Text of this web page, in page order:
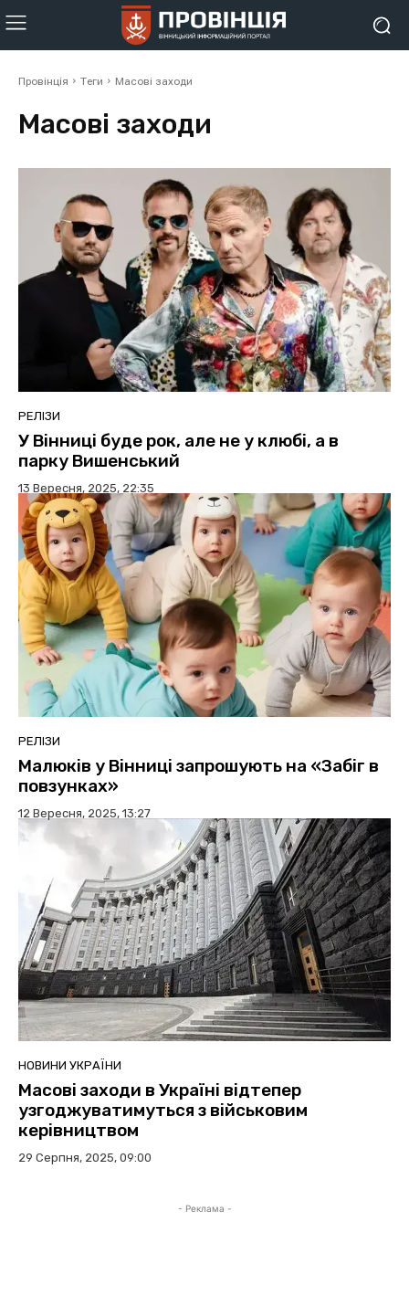
Провінція Теги Масові заходи
Масові заходи
РЕЛІЗИ
У Вінниці буде рок, але не у клюбі, а в
парку Вишенський
13 Вересня, 2025, 22:35
РЕЛІЗИ
Малюків у Вінниці запрошують на «Забіг в
повзунках»
12 Вересня, 2025, 13:27
НОВИНИ УКРАЇНИ
Масові заходи в Україні відтепер
узгоджуватимуться з військовим
керівництвом
29 Серпня, 2025, 09:00
- Реклама -